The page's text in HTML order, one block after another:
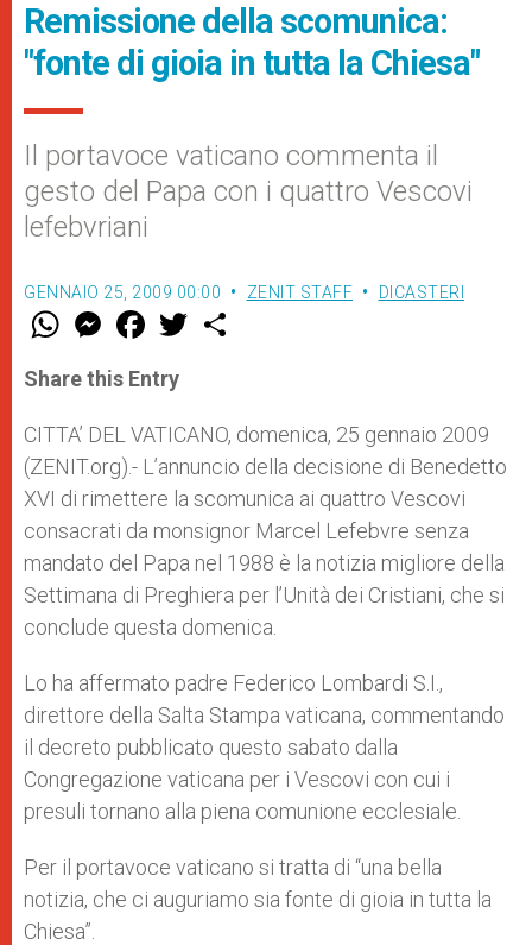
Remissione della scomunica:
"fonte di gioia in tutta la Chiesa"
Il portavoce vaticano commenta il
gesto del Papa con i quattro Vescovi
lefebvriani
GENNAIO 25, 2009 00:00 ZENIT STAFF DICASTERI
W
t
s
p
p
M
e
s
e
g
e
r
F
a
e
b
o
k
w
r
Share this Entry
CITTA’ DEL VATICANO, domenica, 25 gennaio 2009
(ZENIT.org).- L’annuncio della decisione di Benedetto
XVI di rimettere la scomunica ai quattro Vescovi
consacrati da monsignor Marcel Lefebvre senza
mandato del Papa nel 1988 è la notizia migliore della
Settimana di Preghiera per l’Unità dei Cristiani, che si
conclude questa domenica.
Lo ha affermato padre Federico Lombardi S.I.,
direttore della Salta Stampa vaticana, commentando
il decreto pubblicato questo sabato dalla
Congregazione vaticana per i Vescovi con cui i
presuli tornano alla piena comunione ecclesiale.
Per il portavoce vaticano si tratta di “una bella
notizia, che ci auguriamo sia fonte di gioia in tutta la
Chiesa”.